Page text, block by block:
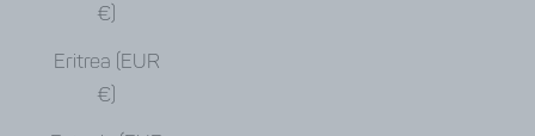
€)
Eritrea (EUR
€)